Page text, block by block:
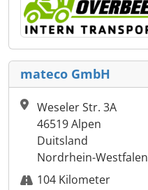
mateco GmbH
Weseler Str. 3A
46519 Alpen
Duitsland
Nordrhein-Westfalen
104 Kilometer